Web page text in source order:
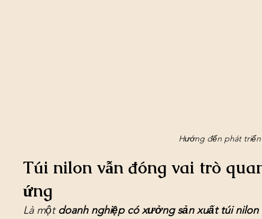
Hướng đến phát
Túi nilon vẫn đóng vai trò
ứng
Là một doanh nghiệp có xưởng sản xuất túi nilon